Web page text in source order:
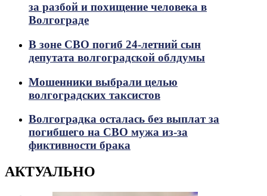
за разбой и похищение человека в
Волгограде
В зоне СВО погиб 24-летний сын
депутата волгоградской облдумы
Мошенники выбрали целью
волгоградских таксистов
Волгоградка осталась без выплат за
погибшего на СВО мужа из-за
фиктивности брака
АКТУАЛЬНО